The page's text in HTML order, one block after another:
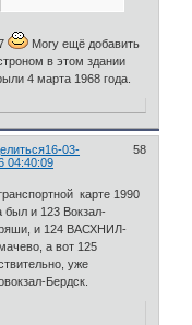
Могу ещё добавить
в этом здании
4 марта 1968 года.
58
16-03-
04:40:09
карте 1990
был и 123 Вокзал-
и 124 ВАСХНИЛ-
а вот 125
уже
Бердск.